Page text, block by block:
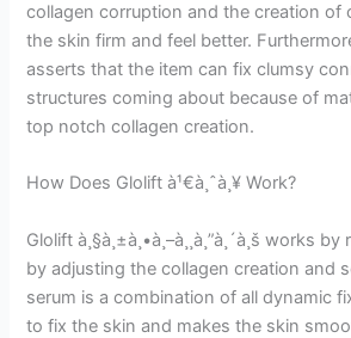
collagen corruption and the creation of
the skin firm and feel better.
asserts that the item can fix clumsy
structures coming about because of
top notch collagen creation.
How Does Glolift à¹€à¸ˆà¸¥ Work?
Glolift à¸§à¸±à¸•à¸–à¸¸à¸”à¸´à¸š works
by adjusting the collagen creation and
serum is a combination of all dynamic
to fix the skin and makes the skin